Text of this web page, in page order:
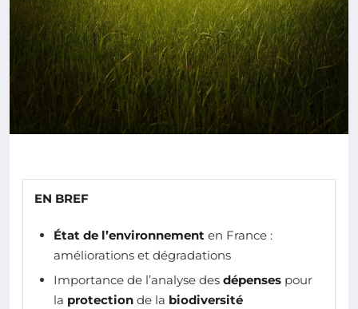
EN BREF
État de l’environnement en France :
améliorations et dégradations
Importance de l’analyse des dépenses pour
la protection de la biodiversité